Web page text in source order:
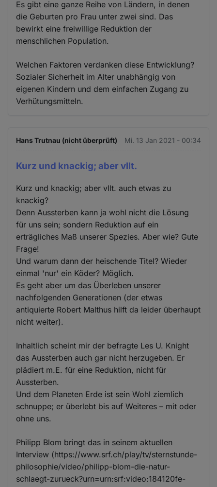
Es gibt eine ganze Reihe von Ländern, in denen
die Geburten pro Frau unter zwei sind. Das
bewirkt eine freiwillige Reduktion der
menschlichen Population.
Welchen Faktoren verdanken diese Entwicklung?
Sozialer Sicherheit im Alter unabhängig von
eigenen Kindern und dem einfachen Zugang zu
Verhütungsmitteln.
Hans Trutnau (nicht überprüft) Mi. 13 Jan 2021 - 00:34
Kurz und knackig; aber vllt.
Kurz und knackig; aber vllt. auch etwas zu
knackig?
Denn Aussterben kann ja wohl nicht die Lösung
für uns sein; sondern Reduktion auf ein
erträgliches Maß unserer Spezies. Aber wie? Gute
Frage!
Und warum dann der heischende Titel? Wieder
einmal 'nur' ein Köder? Möglich.
Es geht aber um das Überleben unserer
nachfolgenden Generationen (der etwas
antiquierte Robert Malthus hilft da leider überhaupt
nicht weiter).
Inhaltlich scheint mir der befragte Les U. Knight
das Aussterben auch gar nicht herzugeben. Er
plädiert m.E. für eine Reduktion, nicht für
Aussterben.
Und dem Planeten Erde ist sein Wohl ziemlich
schnuppe; er überlebt bis auf Weiteres – mit oder
ohne uns.
Philipp Blom bringt das in seinem aktuellen
Interview (https://www.srf.ch/play/tv/sternstunde-
philosophie/video/philipp-blom-die-natur-
schlaegt-zurueck?urn=urn:srf:video:184120fe-